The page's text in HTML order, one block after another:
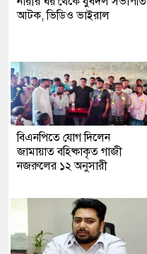
আটক, ভিডিও ভাইরাল
বিএনপিতে যোগ দিলেন
জামায়াত বহিষ্কাকৃত গাজী
নজরুলের ১২ অনুসারী